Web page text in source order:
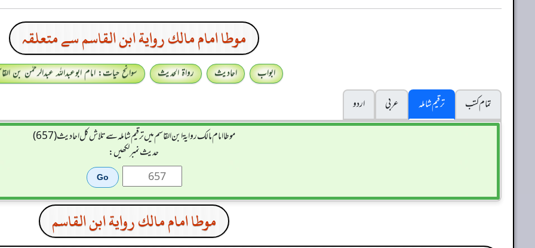
موطا امام مالك رواية ابن القاسم سے متعلقہ
ابواب احادیث رواۃ الحدیث
سوانح حیات: امام ابوعبداللہ عبدالرحمٰن بن
تمام کتب
ترقیم شاملہ عربی
اردو
موطا امام مالك رواية ابن القاسم میں ترقیم شاملہ سے تلاش کل احادیث (657)
حدیث نمبر لکھیں:
موطا امام مالك رواية ابن القاسم